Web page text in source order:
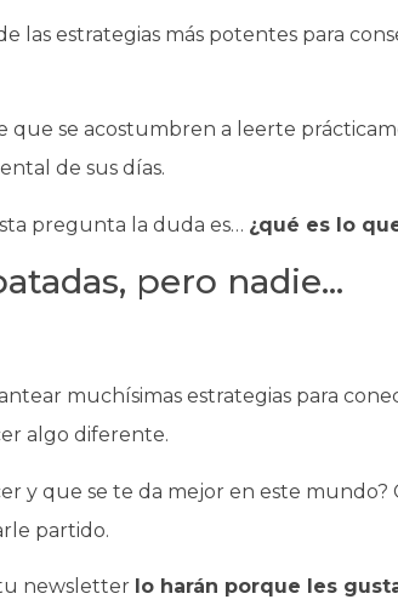
las estrategias más potentes para
que se acostumbren a leerte
de sus días.
pregunta la duda es… ¿qué es lo
pero nadie…
muchísimas estrategias para
algo diferente.
y que se te da mejor en este mundo?
partido.
tu newsletter lo harán porque les